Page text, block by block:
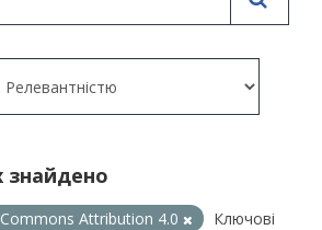
знайдено
Attribution 4.0
Ключові